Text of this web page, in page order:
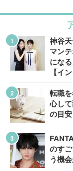
神谷
マン
にな
【イ
転職
心し
の目
のす
う機